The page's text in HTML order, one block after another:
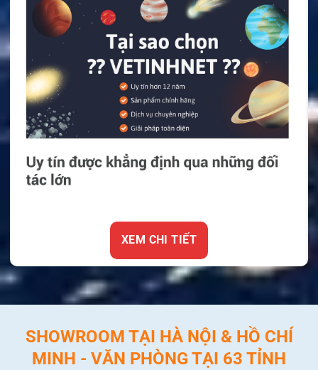
XEM CHI TIẾT
SHOWROOM TẠI HÀ NỘI & HỒ CHÍ
MINH - VĂN PHÒNG TẠI 63 TỈNH